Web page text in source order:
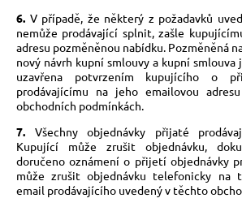
6. V případě, že některý z požadavků
nemůže prodávající splnit, zašle
adresu pozměněnou nabídku. Pozměněná
nový návrh kupní smlouvy a kupní smlouva
uzavřena potvrzením kupujícího o
prodávajícímu na jeho emailovou
obchodních podmínkách.
7. Všechny objednávky přijaté
Kupující může zrušit objednávku,
doručeno oznámení o přijetí objednávky
může zrušit objednávku telefonicky na
email prodávajícího uvedený v těchto